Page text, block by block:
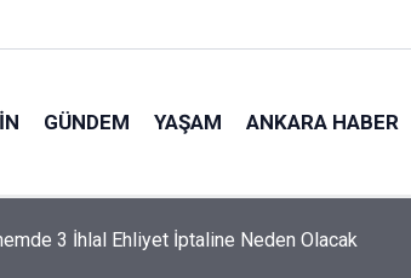
GÜNDEM YAŞAM ANKARA HABER
3 İhlal Ehliyet İptaline Neden Olacak